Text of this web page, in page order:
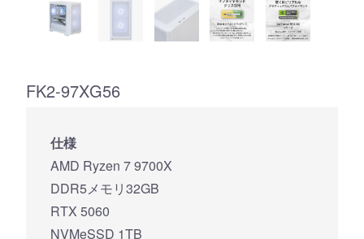
FK2-97XG56
仕様
AMD Ryzen 7 9700X
DDR5メモリ32GB
RTX 5060
NVMeSSD 1TB